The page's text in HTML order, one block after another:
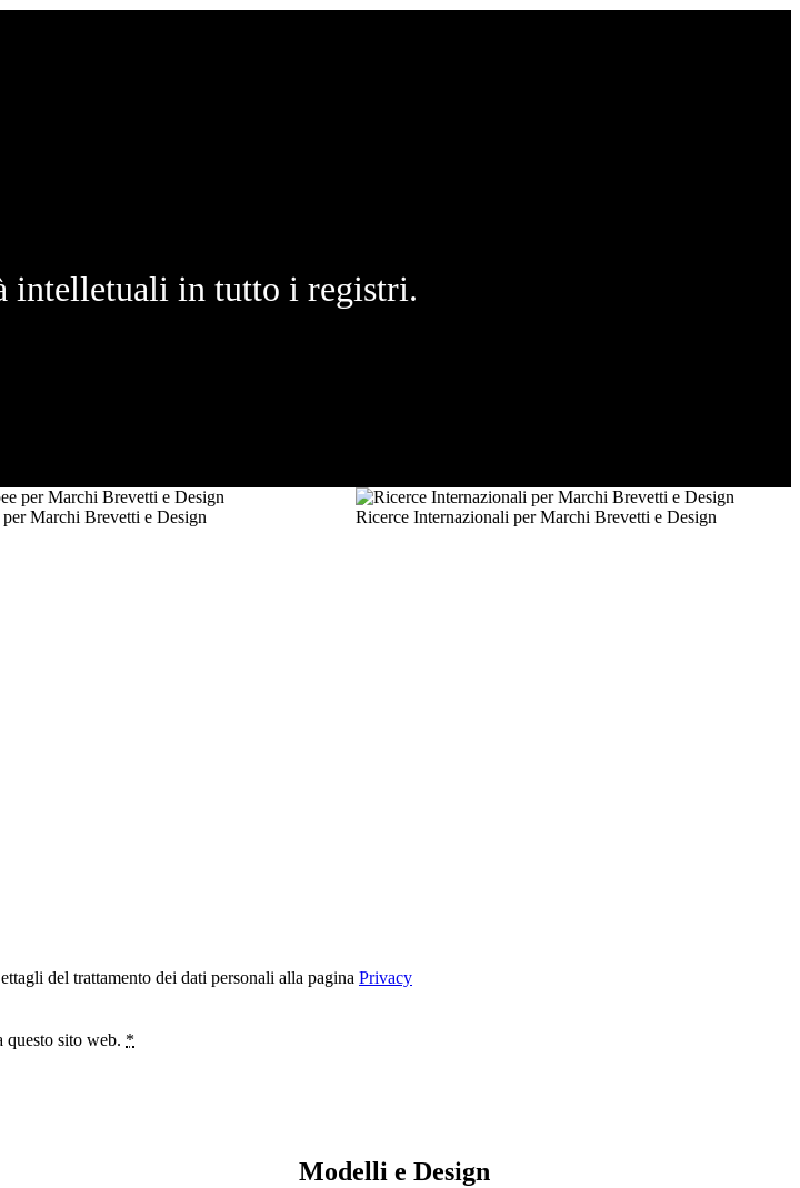
intelletuali in tutto i registri.
Marchi Brevetti e Design Ricerce Internazionali per Marchi Brevetti e Design
del trattamento dei dati personali alla pagina Privacy
questo sito web. *
Modelli e Design